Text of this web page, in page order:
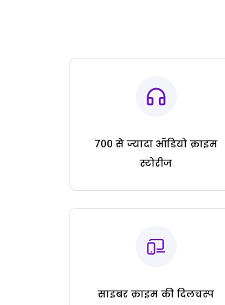
700 से ज्यादा ऑडियो क्राइम
स्टोरीज
साइबर क्राइम की दिलचस्प